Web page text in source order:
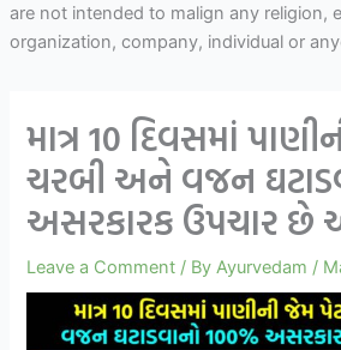
are not intended to malign any religion,
organization, company, individual or
માત્ર 10 દિવસમાં
ચરબી અને વજન
અસરકારક ઉપચાર
Leave a Comment / By Ayurvedam /